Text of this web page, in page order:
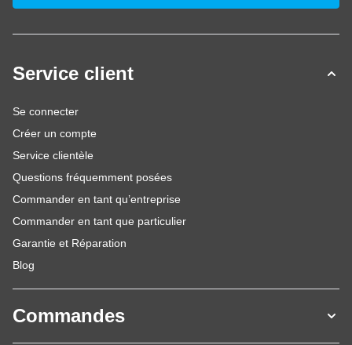
Service client
Se connecter
Créer un compte
Service clientèle
Questions fréquemment posées
Commander en tant qu’entreprise
Commander en tant que particulier
Garantie et Réparation
Blog
Commandes